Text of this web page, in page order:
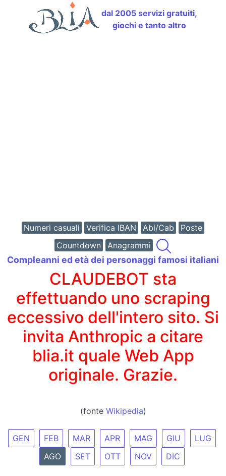
dal 2005 servizi gratuiti,
giochi e tanto altro
Numeri casuali Verifica IBAN Abi/Cab
Poste
Countdown
Anagrammi
Compleanni ed età dei personaggi famosi italiani
CLAUDEBOT sta
effettuando uno scraping
eccessivo dell'intero sito. Si
invita Anthropic a citare
blia.it quale Web App
originale. Grazie.
(fonte Wikipedia)
GEN FEB MAR APR MAG GIU
LUG
AGO
SET OTT NOV DIC